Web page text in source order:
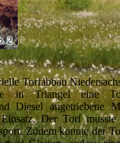
Torfabbau
in Triangel eine
Diesel angetriebene
Der Torf
Zudem konnte der